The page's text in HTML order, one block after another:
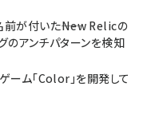
が付いた――New Relicの
のアンチパターンを検知
ーム「Color」を開発して